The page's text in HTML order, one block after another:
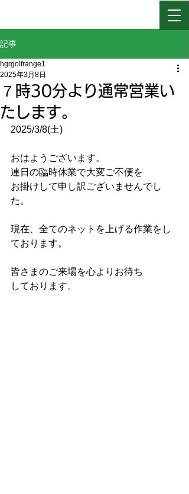
記事
７時30分より通常営業い
たします。
hgrgolfrange1
2025年3月8日
2025/3/8(土)
おはようございます。
連日の臨時休業で大変ご不便を
お掛けして申し訳ございませんでし
た。
現在、全てのネットを上げる作業をし
ております。
皆さまのご来場を心よりお待ち
しております。